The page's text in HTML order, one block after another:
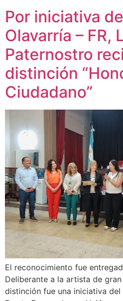
Por iniciativa
Olavarría – FR,
Paternostro
distinción
Ciudadano”
El reconocimiento fue
Deliberante a la artista de
distinción fue una iniciativa del